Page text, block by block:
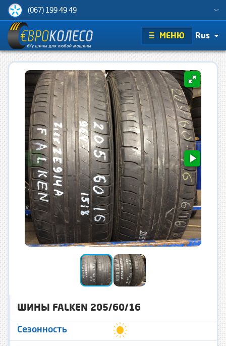
(067) 199 49 49
МЕНЮ Rus
ШИНЫ FALKEN 205/60/16
Сезонность